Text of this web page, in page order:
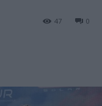
0
47